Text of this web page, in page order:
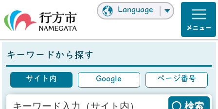
Language
キーワードから探す
サイト内 Google ページ番号